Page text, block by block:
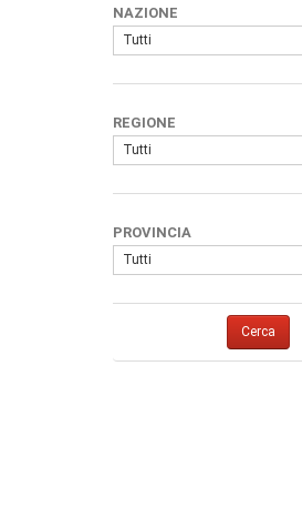
FRANKFORD ARSENAL
(Marca Generica)
NAZIONE
Tutti
REGIONE
Tutti
PROVINCIA
Tutti
Cerca